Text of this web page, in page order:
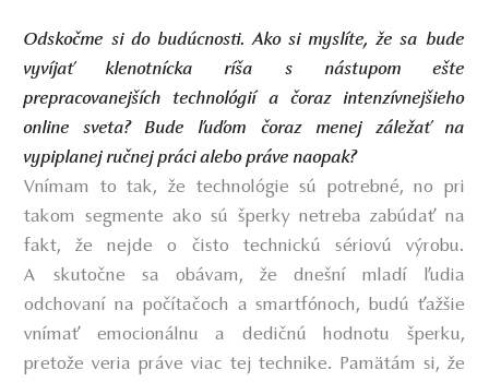
Odskočme si do budúcnosti. Ako si myslíte, že sa bude
vyvíjať klenotnícka ríša s nástupom ešte
prepracovanejších technológií a čoraz intenzívnejšieho
online sveta? Bude ľuďom čoraz menej záležať na
vypiplanej ručnej práci alebo práve naopak?
Vnímam to tak, že technológie sú potrebné, no pri
takom segmente ako sú šperky netreba zabúdať na
fakt, že nejde o čisto technickú sériovú výrobu.
A skutočne sa obávam, že dnešní mladí ľudia
odchovaní na počítačoch a smartfónoch, budú ťažšie
vnímať emocionálnu a dedičnú hodnotu šperku,
pretože veria práve viac tej technike. Pamätám si, že